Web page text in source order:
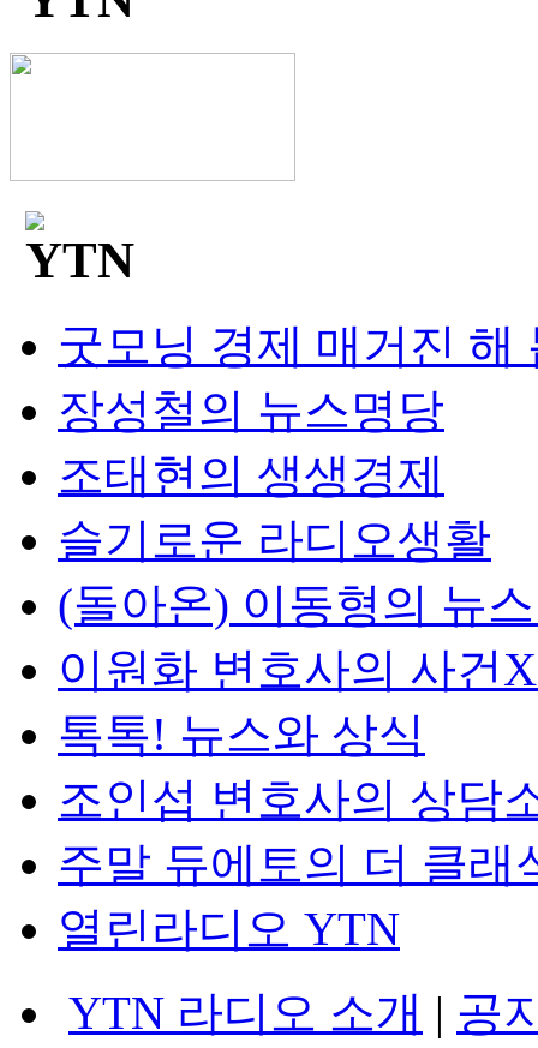
굿모닝 경제 매거진 해
장성철의 뉴스명당
조태현의 생생경제
슬기로운 라디오생활
(돌아온) 이동형의 뉴
이원화 변호사의 사건
톡톡! 뉴스와 상식
조인섭 변호사의 상담
주말 듀에토의 더 클래
열린라디오 YTN
YTN 라디오 소개 | 공